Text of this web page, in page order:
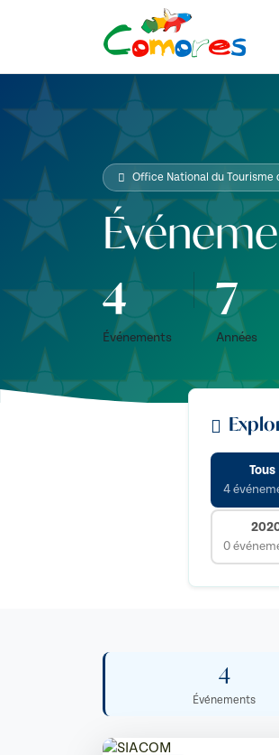
Office National du Tourisme
4
Événements
7
Années
Tous
4
0
4
Événements